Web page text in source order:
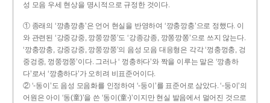
성 모음 우세 현상을 명시적으로 규정한 것이다.
① 종래의 ‘깡총깡총’은 언어 현실을 반영하여 ‘깡충깡충’으로 정했다. 이
와 관련된 ‘강중강중, 깡쭝깡쭝’도 ‘강종강종, 깡쫑깡쫑’으로 쓰지 않는다.
‘깡충깡충, 강중강중, 깡쭝깡쭝’의 음성 모음 대응형은 각각 ‘껑충껑충, 겅
중겅중, 껑쭝껑쭝’이다. 그러나 ‘ 껑충하다’와 짝을 이루는 말은 ‘깡총하
다’로서 ‘깡충하다’가 오히려 비표준어이다.
② ‘-동이’도 음성 모음화를 인정하여 ‘-둥이’를 표준어로 삼았다. ‘-둥이’의
어원은 아이 ‘동(童)’을 쓴 ‘동이(童-)’이지만 현실 발음에서 멀어진 것으로